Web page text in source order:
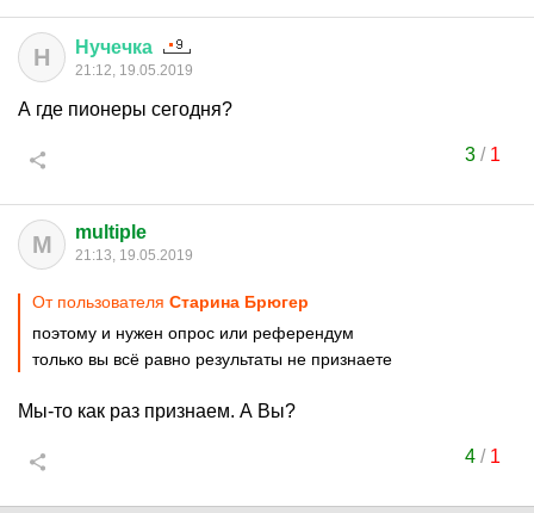
Н Нучечка
21:12, 19.05.2019
А где пионеры сегодня?
3/ 1
M multiple
21:13, 19.05.2019
От пользователя Старина Брюгер
поэтому и нужен опрос или референдум
только вы всё равно результаты не признаете
Мы-то как раз признаем. А Вы?
4/ 1